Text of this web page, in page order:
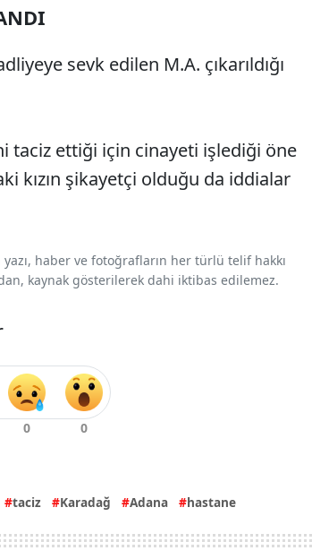
sevk edilen M.A. çıkarıldığı
taciz ettiği için cinayeti işlediği öne
kızın şikayetçi olduğu da iddialar
haber ve fotoğrafların her türlü telif hakkı
kaynak gösterilerek dahi iktibas edilemez.
taciz Karadağ Adana hastane